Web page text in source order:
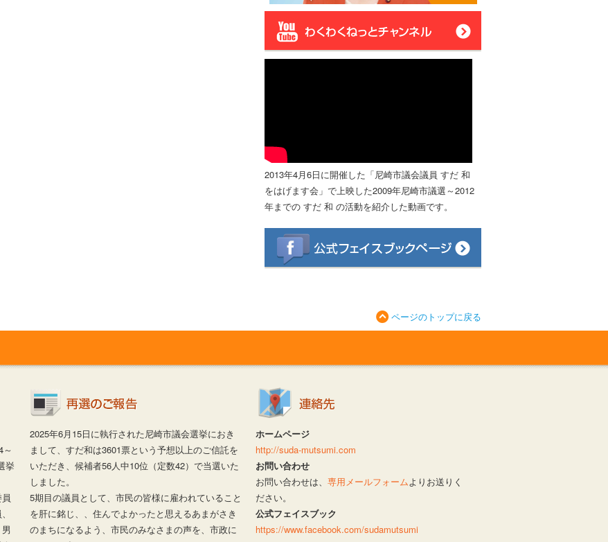
2013年4月6日に開催した「尼崎市議会議員 すだ 和
をはげます会」で上映した2009年尼崎市議選～2012
年までの すだ 和 の活動を紹介した動画です。
ページのトップに戻る
挙
2025年6月15日に執行された尼崎市議会選挙におき
まして、すだ和は3601票という予想以上のご信託を
いただき、候補者56人中10位（定数42）で当選いた
しました。
5期目の議員として、市民の皆様に雇われていること
を肝に銘じ、、住んでよかったと思えるあまがさき
のまちになるよう、市民のみなさまの声を、市政に
ホームページ
http://suda-mutsumi.com
お問い合わせ
お問い合わせは、 専用メールフォームよりお送りく
ださい。
公式フェイスブック
https://www.facebook.com/sudamutsumi